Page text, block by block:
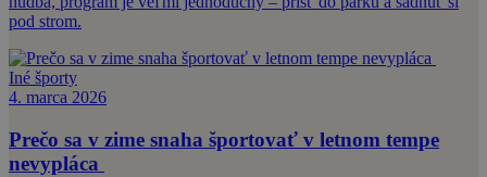
pod strom.
Iné športy
4. marca 2026
Prečo sa v zime snaha športovať v letnom tempe
nevypláca